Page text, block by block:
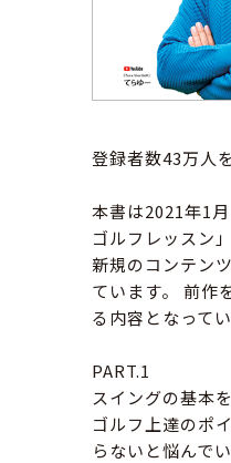
登録者数43万人
本書は2021年1
ゴルフレッスン
新規のコンテン
ています。 前作
る内容となって
PART.1
スイングの基本
ゴルフ上達のポ
らないと悩んで